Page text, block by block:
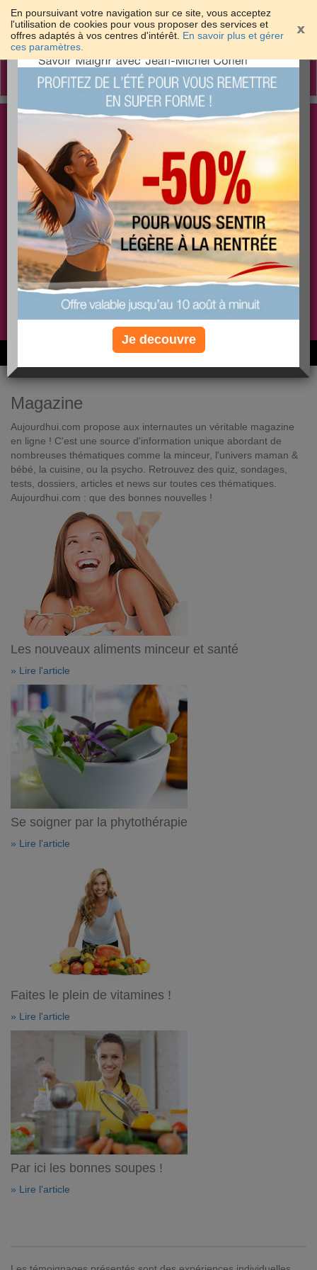
En poursuivant votre navigation sur ce site, vous acceptez
l'utilisation de cookies pour vous proposer des services et
offres adaptés à vos centres d'intérêt. En savoir plus et gérer
ces paramètres.
Toggle
Les meilleures solutions pour maigrir et être bien
dans sa peau
PLUS
EFFICACE
PLUS
SANTÉ
PLUS
COACHING
Non, je préfère le régime gratuit
6M de personnes ont maigri et réappris à manger avec nous
Magazine
Aujourdhui.com propose aux internautes un véritable magazine
en ligne ! C'est une source d'information unique abordant de
nombreuses thématiques comme la minceur, l'univers maman &
bébé, la cuisine, ou la psycho. Retrouvez des quiz, sondages,
tests, dossiers, articles et news sur toutes ces thématiques.
Aujourdhui.com : que des bonnes nouvelles !
Les nouveaux aliments minceur et santé
» Lire l'article
Se soigner par la phytothérapie
» Lire l'article
Faites le plein de vitamines !
» Lire l'article
Par ici les bonnes soupes !
» Lire l'article
×
Je decouvre